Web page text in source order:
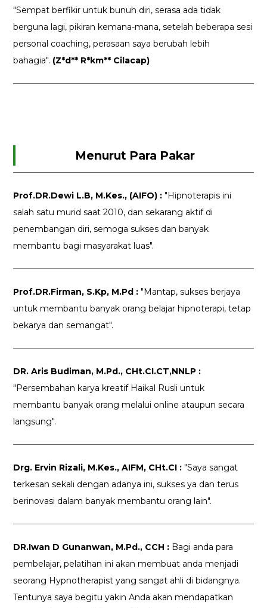
"Sempat berfikir untuk bunuh diri, serasa ada tidak
berguna lagi, pikiran kemana-mana, setelah beberapa sesi
personal coaching, perasaan saya berubah lebih
bahagia". (Z*d** R*km** Cilacap)
Menurut Para Pakar
Prof.DR.Dewi L.B, M.Kes., (AIFO) :"Hipnoterapis ini
salah satu murid saat 2010, dan sekarang aktif di
penembangan diri, semoga sukses dan banyak
membantu bagi masyarakat luas".
Prof.DR.Firman, S.Kp, M.Pd : "Mantap, sukses berjaya
untuk membantu banyak orang belajar hipnoterapi, tetap
bekarya dan semangat".
DR. Aris Budiman, M.Pd., CHt.CI.CT,NNLP :
"Persembahan karya kreatif Haikal Rusli untuk
membantu banyak orang melalui online ataupun secara
langsung".
Drg. Ervin Rizali, M.Kes., AIFM, CHt.CI : "Saya sangat
terkesan sekali dengan adanya ini, sukses ya dan terus
berinovasi dalam banyak membantu orang lain".
DR.Iwan D Gunanwan, M.Pd., CCH : Bagi anda para
pembelajar, pelatihan ini akan membuat anda menjadi
seorang Hypnotherapist yang sangat ahli di bidangnya.
Tentunya saya begitu yakin Anda akan mendapatkan